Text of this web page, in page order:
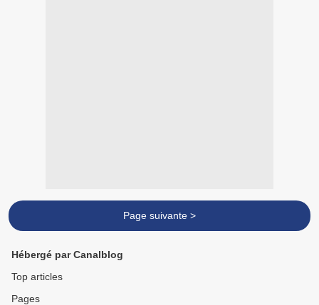
Page suivante >
Hébergé par Canalblog
Top articles
Pages